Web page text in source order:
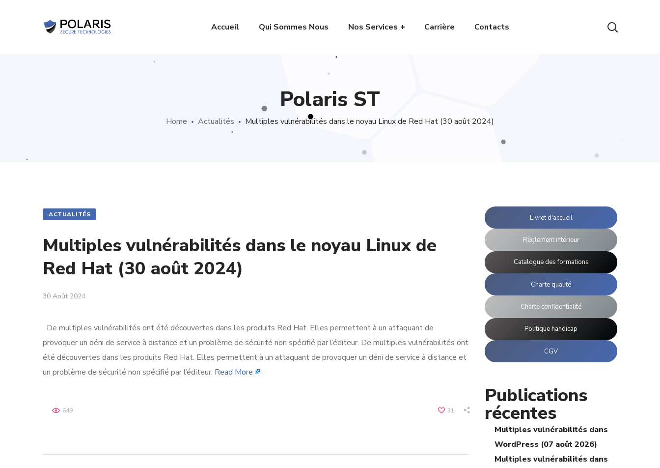
Accueil Qui Sommes Nous Nos Services Carrière Contacts
Polaris ST
Home Actualités Multiples vulnérabilités dans le noyau Linux de Red Hat (30 août 2024)
ACTUALITÉS
Multiples vulnérabilités dans le noyau Linux de
Red Hat (30 août 2024)
30 Août 2024
De multiples vulnérabilités ont été découvertes dans les produits Red Hat. Elles permettent à un attaquant de
provoquer un déni de service à distance et un problème de sécurité non spécifié par l’éditeur. De multiples vulnérabilités ont
été découvertes dans les produits Red Hat. Elles permettent à un attaquant de provoquer un déni de service à distance et
un problème de sécurité non spécifié par l’éditeur. Read More
31
649
Livret d'accueil
Règlement intérieur
Catalogue des formations
Charte qualité
Charte confidentialité
Politique handicap
CGV
Publications
récentes
Multiples vulnérabilités dans
WordPress (07 août 2026)
Multiples vulnérabilités dans